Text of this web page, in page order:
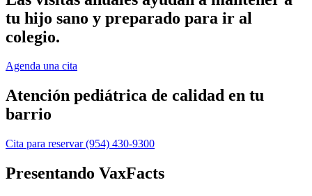
tu hijo sano y preparado para ir al
colegio.
Agenda una cita
Atención pediátrica de calidad en tu
barrio
Cita para reservar(954) 430-9300
Presentando VaxFacts